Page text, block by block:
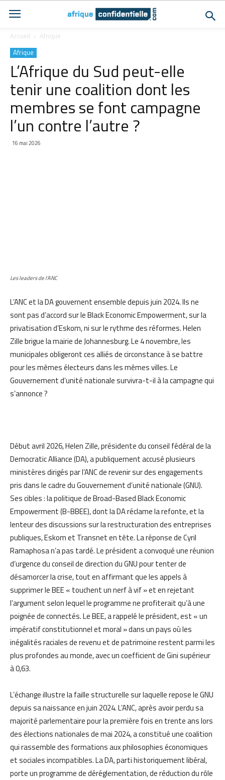
Accueil Afrique
Afrique
L’Afrique du Sud peut-elle
tenir une coalition dont les
membres se font campagne
l’un contre l’autre ?
16 mai 2026
Les leaders de l’ANC
L’ANC et la DA gouvernent ensemble depuis juin 2024. Ils ne
sont pas d’accord sur le Black Economic Empowerment, sur la
privatisation d’Eskom, ni sur le rythme des réformes. Helen
Zille brigue la mairie de Johannesburg. Le 4 novembre, les
municipales obligeront ces alliés de circonstance à se battre
pour les mêmes électeurs dans les mêmes villes. Le
Gouvernement d’unité nationale survivra-t-il à la campagne qui
s’annonce ?
Début avril 2026, Helen Zille, présidente du conseil fédéral de la
Democratic Alliance (DA), a publiquement accusé plusieurs
ministères dirigés par l’ANC de revenir sur des engagements
pris dans le cadre du Gouvernement d’unité nationale (GNU).
Ses cibles : la politique de Broad-Based Black Economic
Empowerment (B-BBEE), dont la DA réclame la refonte, et la
lenteur des discussions sur la restructuration des entreprises
publiques, Eskom et Transnet en tête. La réponse de Cyril
Ramaphosa n’a pas tardé. Le président a convoqué une réunion
d’urgence du conseil de direction du GNU pour tenter de
désamorcer la crise, tout en affirmant que les appels à
supprimer le BEE « touchent un nerf à vif » et en rejetant
l’argument selon lequel le programme ne profiterait qu’à une
poignée de connectés. Le BEE, a rappelé le président, est « un
impératif constitutionnel et moral » dans un pays où les
inégalités raciales de revenu et de patrimoine restent parmi les
plus profondes au monde, avec un coefficient de Gini supérieur
à 0,63.
L’échange illustre la faille structurelle sur laquelle repose le GNU
depuis sa naissance en juin 2024. L’ANC, après avoir perdu sa
majorité parlementaire pour la première fois en trente ans lors
des élections nationales de mai 2024, a constitué une coalition
qui rassemble des formations aux philosophies économiques
et sociales incompatibles. La DA, parti historiquement libéral,
porte un programme de déréglementation, de réduction du rôle